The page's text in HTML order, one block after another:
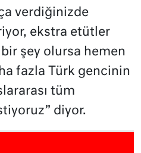
verdiğinizde
ekstra etütler
bir şey olursa hemen
fazla Türk gencinin
tüm
diyor.